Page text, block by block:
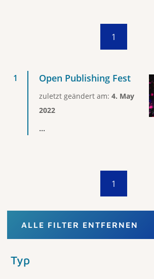
1
Open Publishing Fest
zuletzt geändert am: 4. May
2022
...
1
ALLE FILTER ENTFERNEN
Typ